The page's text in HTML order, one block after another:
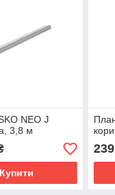
NEO J
3,8 м
Купити